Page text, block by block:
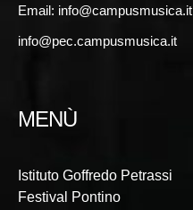
Email: info@campusmusica.it
info@pec.campusmusica.it
MENÙ
Istituto Goffredo Petrassi
Festival Pontino